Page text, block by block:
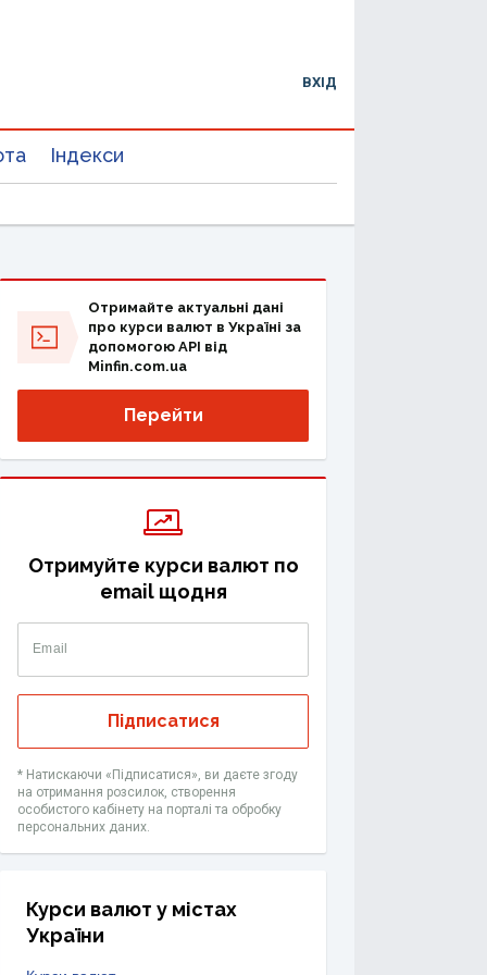
ВХІД
Індекси
Отримайте актуальні дані
про курси валют в Україні за
допомогою API від
Minfin.com.ua
Перейти
Отримуйте курси валют по
email щодня
Email
Підписатися
* Натискаючи «Підписатися», ви даєте згоду
на отримання розсилок, створення
особистого кабінету на порталі та обробку
персональних даних.
Курси валют у містах
України